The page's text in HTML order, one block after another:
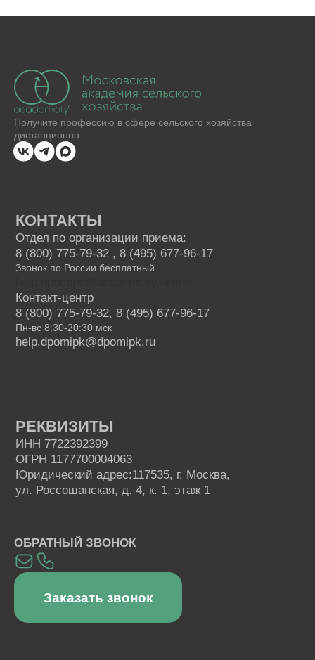
Курсы для заводчиков
Хобби и бизнес
Лабораторные исследования
Ландшафтный дизайн
Фермерское хозяйство
Курсы для специалистов агропромышленного
комплекса
Садоводство и огородничество
Программы профессиональной переподготовки
Программы повышения квалификации
Основные программы профессионального
обучения
Дополнительные общеобразовательные
программы
ОБ АКАДЕМИИ
Блог
Приведи друга
Партнерская программа
Лицензия
Сведения об образовательной организации
Политика в отношении обработки персональных
данных
Правовая информация
Пользовательское соглашение
СКАЧИВАЙТЕ НАШЕ МОБИЛЬНОЕ
приложение разработаны нашим партнером - ООО
«ИС «АКАДЕМРЕСУРС» участником проекта
«Сколково»